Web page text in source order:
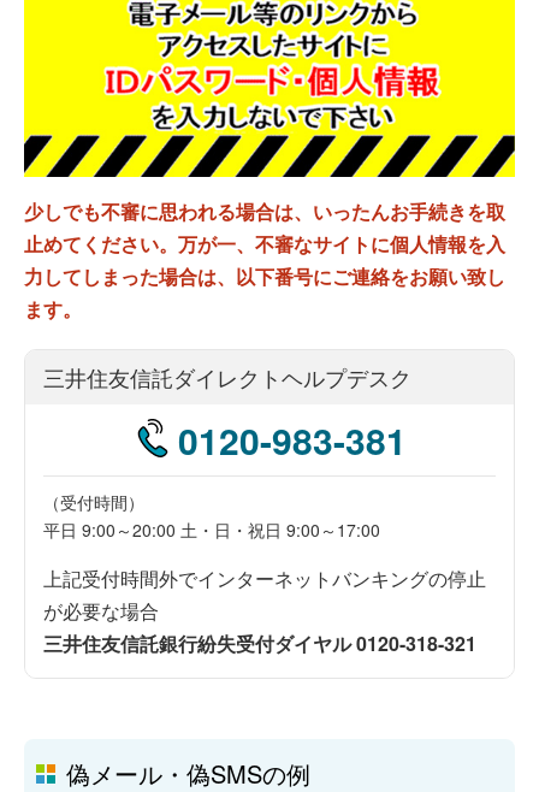
少しでも不審に思われる場合は、いったんお手続きを取
止めてください。万が一、不審なサイトに個人情報を入
力してしまった場合は、以下番号にご連絡をお願い致し
ます。
三井住友信託ダイレクトヘルプデスク
0120-983-381
（受付時間）
平日 9:00～20:00 土・日・祝日 9:00～17:00
上記受付時間外でインターネットバンキングの停止
が必要な場合
三井住友信託銀行紛失受付ダイヤル 0120-318-321
偽メール・偽SMSの例